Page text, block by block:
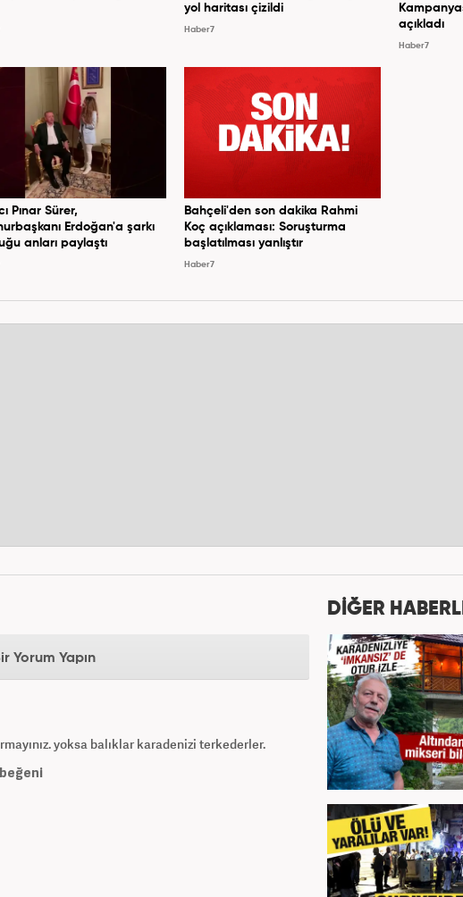
yol haritası çizildi
Haber7
açıkladı
Haber7
Pınar Sürer,
Erdoğan'a şarkı
anları paylaştı
Bahçeli'den son dakika Rahmi
Koç açıklaması: Soruşturma
başlatılması yanlıştır
Haber7
Yorum Yapın
yoksa balıklar karadenizi terkederler.
beğeni
DİĞER